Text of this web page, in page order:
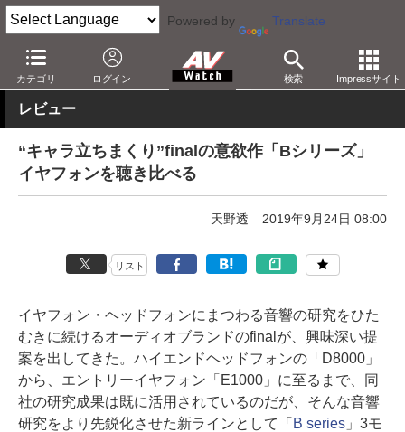
Powered by Translate
カテゴリ ログイン 検索 Impressサイト
AV Watch 製品 ヘッドフォン final
レビュー
“キャラ立ちまくり”finalの意欲作「Bシリーズ」
イヤフォンを聴き比べる
天野透 2019年9月24日 08:00
リスト
イヤフォン・ヘッドフォンにまつわる音響の研究をひた
むきに続けるオーディオブランドのfinalが、興味深い提
案を出してきた。ハイエンドヘッドフォンの「D8000」
から、エントリーイヤフォン「E1000」に至るまで、同
社の研究成果は既に活用されているのだが、そんな音響
研究をより先鋭化させた新ラインとして「 B series」3モ